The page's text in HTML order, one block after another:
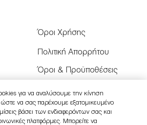
Όροι Χρήσης
Πολιτική Απορρήτου
Όροι & Προϋποθέσεις
Διαχειριστείτε τα Cookies
του Ιστότοπου
για να αναλύσουμε την κίνηση
ώστε να σας παρέχουμε εξατομικευμένο
βάσει των ενδιαφερόντων σας και
πλατφόρμες. Μπορείτε να